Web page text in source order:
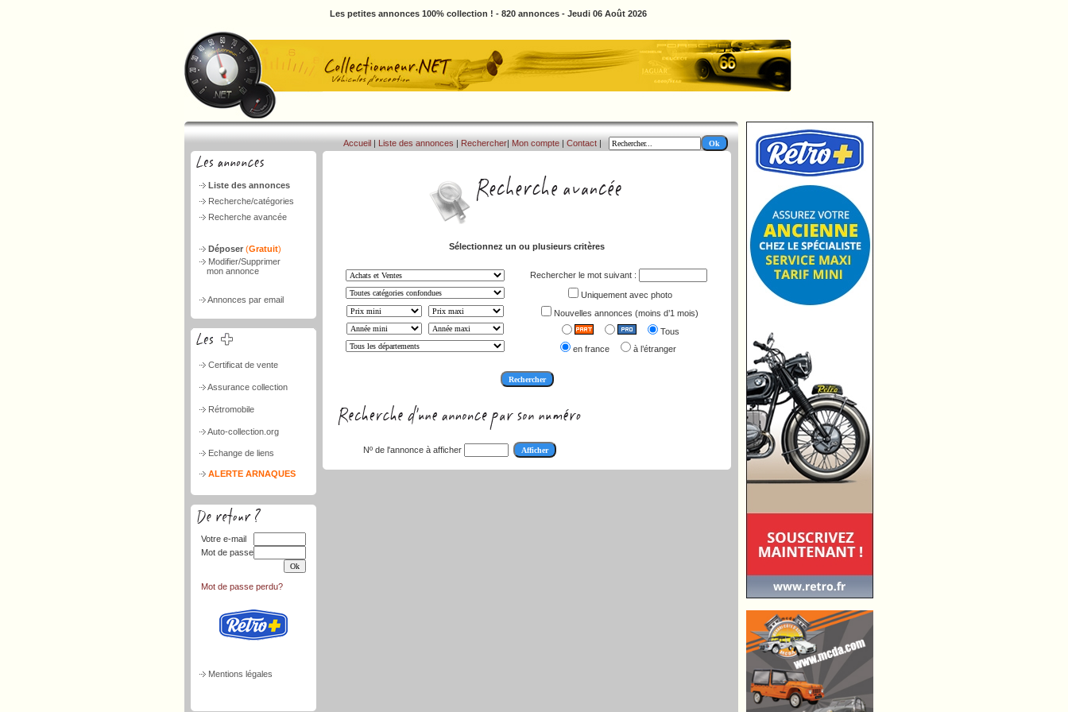
Les petites annonces 100% collection ! - 820 annonces - Jeudi 06 Août 2026
Liste des annonces
Recherche/catégories
Recherche avancée
Déposer (Gratuit)
Modifier/Supprimer
mon annonce
Annonces par email
Certificat de vente
Assurance collection
Rétromobile
Auto-collection.org
Echange de liens
ALERTE ARNAQUES
Votre e-mail
Mot de passe
Mot de passe perdu?
Mentions légales
Accueil | Liste des annonces | Rechercher| Mon compte | Contact |
Sélectionnez un ou plusieurs critères
Rechercher le mot suivant :
Uniquement avec photo
Nouvelles annonces (moins d’1 mois)
Tous
en france
à l’étranger
Nº de l'annonce à afficher